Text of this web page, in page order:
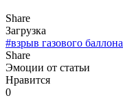
Share
Загрузка
#взрыв газового баллона
Share
Эмоции от статьи
Нравится
0